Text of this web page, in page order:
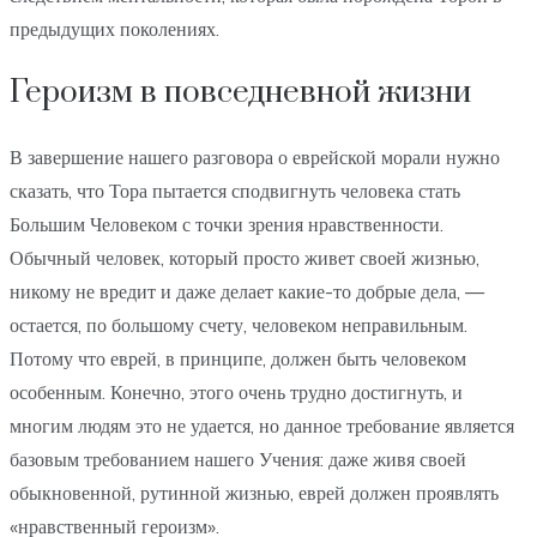
предыдущих поколениях.
Героизм в повседневной жизни
В завершение нашего разговора о еврейской морали нужно
сказать, что Тора пытается сподвигнуть человека стать
Большим Человеком с точки зрения нравственности.
Обычный человек, который просто живет своей жизнью,
никому не вредит и даже делает какие-то добрые дела, —
остается, по большому счету, человеком неправильным.
Потому что еврей, в принципе, должен быть человеком
особенным. Конечно, этого очень трудно достигнуть, и
многим людям это не удается, но данное требование является
базовым требованием нашего Учения: даже живя своей
обыкновенной, рутинной жизнью, еврей должен проявлять
«нравственный героизм».